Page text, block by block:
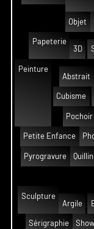
Objet
Papeterie
3D
Peinture
Abstrait
Cubisme
Pochoir
Petite Enfance
Pyrogravure
Sculpture
Argile
Sérigraphie